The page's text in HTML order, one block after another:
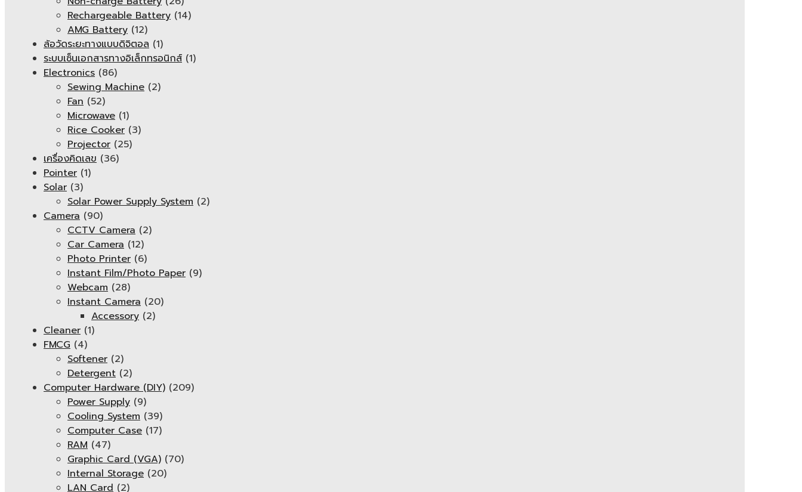
Rechargeable Battery (14)
AMG Battery (12)
ล้อวัดระยะทางแบบดิจิตอล (1)
ระบบเซ็นเอกสารทางอิเล็กทรอนิกส์ (1)
Electronics (86)
Sewing Machine (2)
Fan (52)
Microwave (1)
Rice Cooker (3)
Projector (25)
เครื่องคิดเลข (36)
Pointer (1)
Solar (3)
Solar Power Supply System (2)
Camera (90)
CCTV Camera (2)
Car Camera (12)
Photo Printer (6)
Instant Film/Photo Paper (9)
Webcam (28)
Instant Camera (20)
Accessory (2)
Cleaner (1)
FMCG (4)
Softener (2)
Detergent (2)
Computer Hardware (DIY) (209)
Power Supply (9)
Cooling System (39)
Computer Case (17)
RAM (47)
Graphic Card (VGA) (70)
Internal Storage (20)
LAN Card (2)